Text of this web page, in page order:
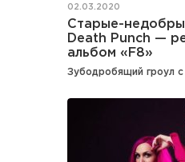
02.03.2020
Старые-
Death Punch —
альбом «F8»
Зубодробящий гроул